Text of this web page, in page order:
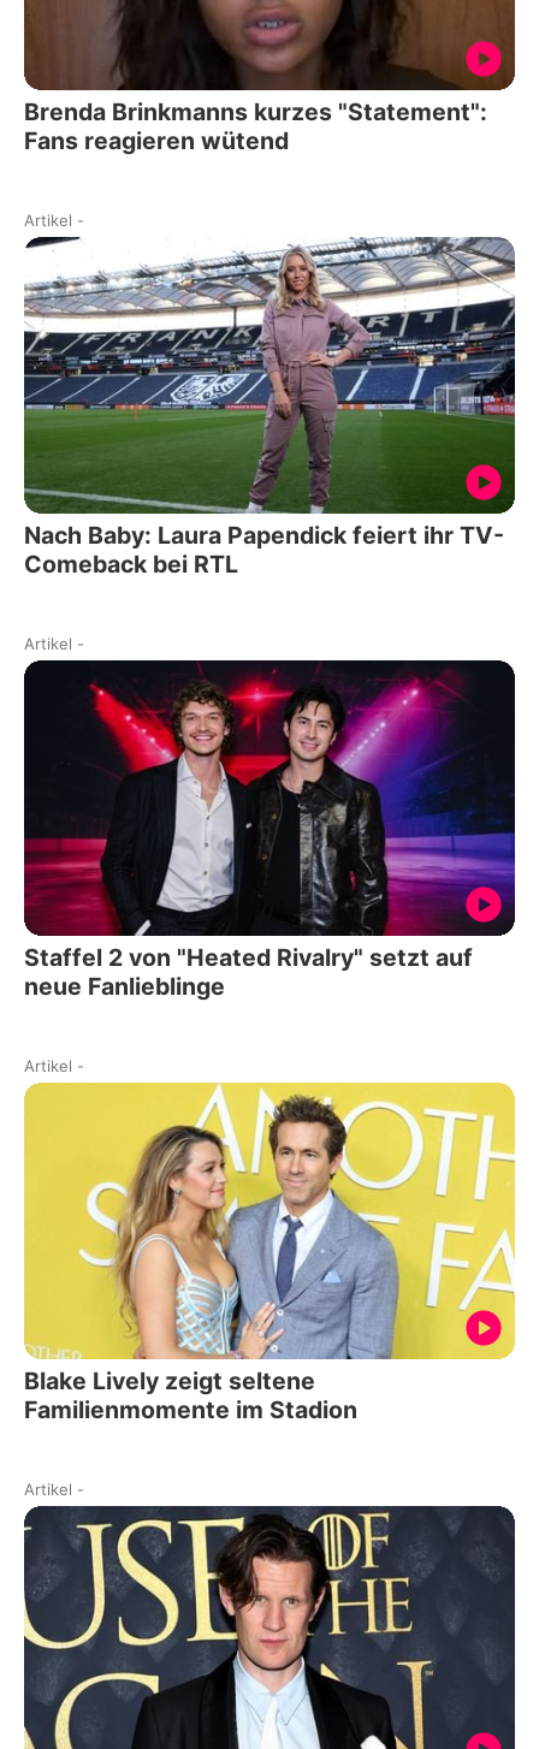
Brenda Brinkmanns kurzes "Statement":
Fans reagieren wütend
Artikel -
Nach Baby: Laura Papendick feiert ihr TV-
Comeback bei RTL
Artikel -
Staffel 2 von "Heated Rivalry" setzt auf
neue Fanlieblinge
Artikel -
Blake Lively zeigt seltene
Familienmomente im Stadion
Artikel -